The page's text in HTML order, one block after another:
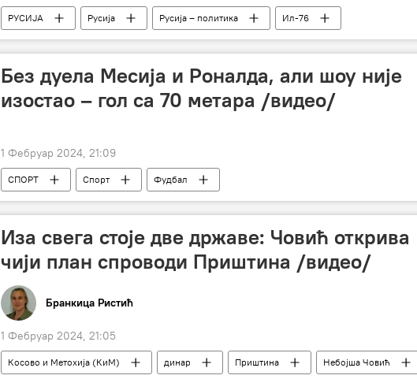
РУСИЈА Русија Русија – политика
Ил-76
противракетни систем "Патриот"
Без дуела Месија и Роналда, али шоу није
изостао – гол са 70 метара /видео/
1 Фебруар 2024, 21:09
СПОРТ Спорт Фудбал
Иза свега стоје две државе: Човић открива
чији план спроводи Приштина /видео/
Бранкица Ристић
1 Фебруар 2024, 21:05
Косово и Метохија (КиМ) динар Приштина
Небојша Човић